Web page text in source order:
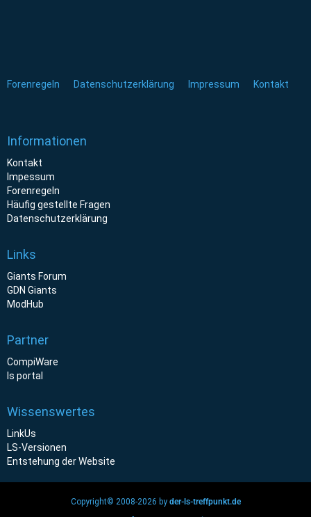
Forenregeln Datenschutzerklärung Impressum Kontakt
Informationen
Kontakt
Impessum
Forenregeln
Häufig gestellte Fragen
Datenschutzerklärung
Links
Giants Forum
GDN Giants
ModHub
Partner
CompiWare
ls portal
Wissenswertes
LinkUs
LS-Versionen
Entstehung der Website
Copyright© 2008-2026 by der-ls-treffpunkt.de